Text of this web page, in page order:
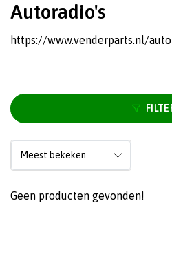
Autoradio's
https://www.venderparts.nl/
Geen producten gevonden!